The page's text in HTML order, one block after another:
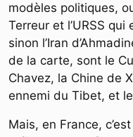
modèles politiques,
Terreur et l’URSS
sinon l’Iran
de la carte, sont le
Chavez, la Chine de
ennemi du Tibet, et
Mais, en France,